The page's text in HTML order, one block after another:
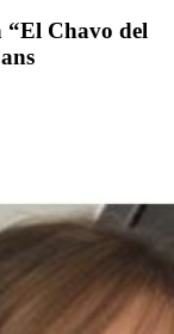
Chavo del